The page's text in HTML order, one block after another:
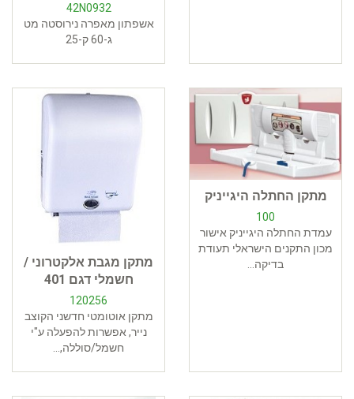
42N0932
אשפתון מאפרה נירוסטה מט
ג-60 ק-25
מתקן החתלה היגייניק
100
עמדת החתלה היגייניק אישור
מכון התקנים הישראלי תעודת
בדיקה...
מתקן מגבת אלקטרוני /
חשמלי דגם 401
120256
מתקן אוטומטי חדשני הקוצב
נייר, אפשרות להפעלה ע"י
חשמל/סוללה,...